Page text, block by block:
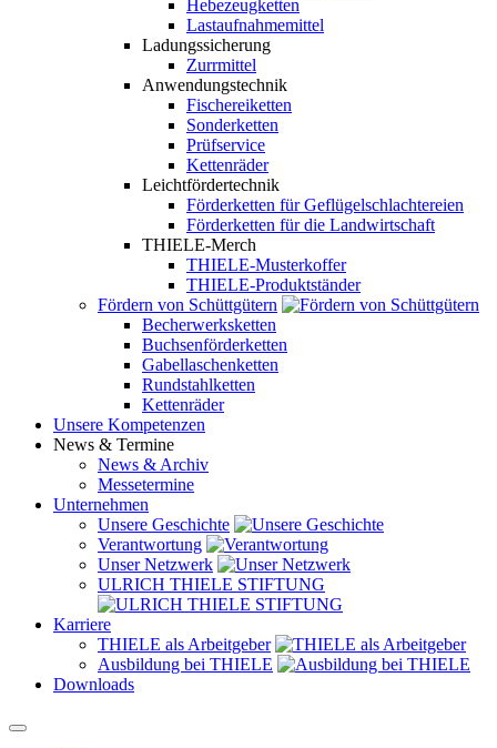
Hebezeugketten
Lastaufnahmemittel
Ladungssicherung
Zurrmittel
Anwendungstechnik
Fischereiketten
Sonderketten
Prüfservice
Kettenräder
Leichtfördertechnik
Förderketten für Geflügelschlachtereien
Förderketten für die Landwirtschaft
THIELE-Merch
THIELE-Musterkoffer
THIELE-Produktständer
Fördern von Schüttgütern
Becherwerksketten
Buchsenförderketten
Gabellaschenketten
Rundstahlketten
Kettenräder
Unsere Kompetenzen
News & Termine
News & Archiv
Messetermine
Unternehmen
Unsere Geschichte
Verantwortung
Unser Netzwerk
ULRICH THIELE STIFTUNG
Karriere
THIELE als Arbeitgeber
Ausbildung bei THIELE
Downloads